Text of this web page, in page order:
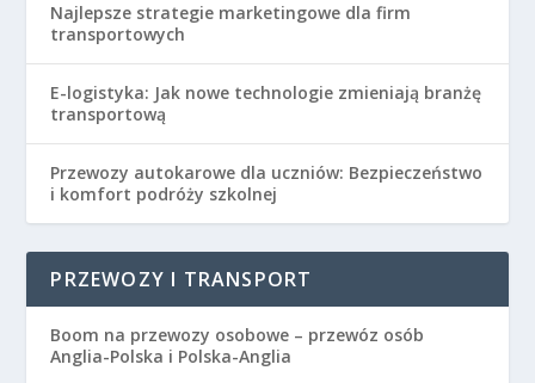
Najlepsze strategie marketingowe dla firm
transportowych
E-logistyka: Jak nowe technologie zmieniają branżę
transportową
Przewozy autokarowe dla uczniów: Bezpieczeństwo
i komfort podróży szkolnej
PRZEWOZY I TRANSPORT
Boom na przewozy osobowe – przewóz osób
Anglia-Polska i Polska-Anglia